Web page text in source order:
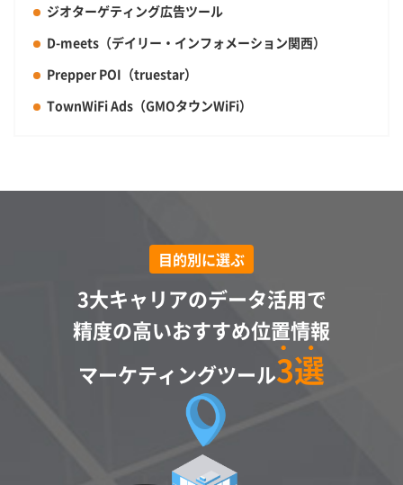
ジオターゲティング広告ツール
D-meets（デイリー・インフォメーション関西）
Prepper POI（truestar）
TownWiFi Ads（GMOタウンWiFi）
目的別に選ぶ
3大キャリアのデータ活用で
精度の高いおすすめ位置情報
マーケティングツール3選